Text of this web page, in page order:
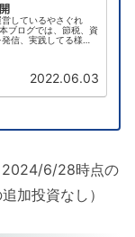
しているやさぐれ
ブログでは、節税、資
信、実践してる様を
2022.06.03
6/28時点の
加投資なし）